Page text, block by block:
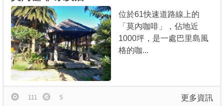
位於61快速道路線上的
「莫內咖啡」，佔地近
1000坪，是一處巴里島風
格的咖...
更多資訊
111 5